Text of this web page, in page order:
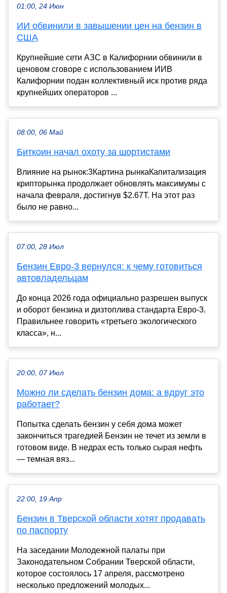
01:00, 24 Июн
ИИ обвинили в завышении цен на бензин в
США
Крупнейшие сети АЗС в Калифорнии обвинили в
ценовом сговоре с использованием ИИВ
Калифорнии подан коллективный иск против ряда
крупнейших операторов ...
08:00, 06 Май
Биткоин начал охоту за шортистами
Влияние на рынок:3Картина рынкаКапитализация
крипторынка продолжает обновлять максимумы с
начала февраля, достигнув $2.67T. На этот раз
было не равно...
07:00, 28 Июл
Бензин Евро‑3 вернулся: к чему готовиться
автовладельцам
До конца 2026 года официально разрешен выпуск
и оборот бензина и дизтоплива стандарта Евро‑3.
Правильнее говорить «третьего экологического
класса», н...
20:00, 07 Июл
Можно ли сделать бензин дома: а вдруг это
работает?
Попытка сделать бензин у себя дома может
закончиться трагедией Бензин не течет из земли в
готовом виде. В недрах есть только сырая нефть
— темная вяз...
22:00, 19 Апр
Бензин в Тверской области хотят продавать
по паспорту
На заседании Молодежной палаты при
Законодательном Собрании Тверской области,
которое состоялось 17 апреля, рассмотрено
несколько предложений молодых...